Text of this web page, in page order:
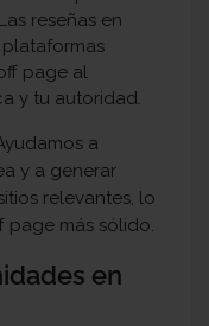
reseñas en
plataformas
page al
y tu autoridad.
a
y a generar
relevantes, lo
page más sólido.
en